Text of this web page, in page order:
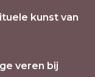
kunst van
veren bij